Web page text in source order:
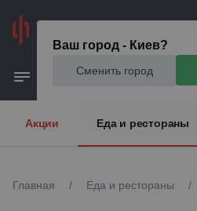
Ваш город - Киев?
Сменить город
Акции Еда и рестораны
Главная / Еда и рестораны /